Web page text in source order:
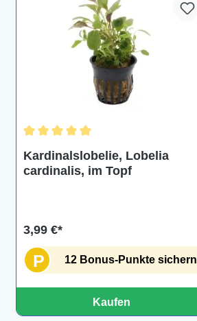
Kardinalslobelie, Lobelia
cardinalis, im Topf
3,99 €*
P 12 Bonus-Punkte sichern
Kaufen